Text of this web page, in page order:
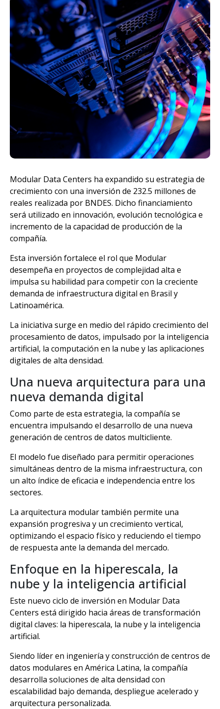
de
Modular Data Centers ha expandido su estrategia de
crecimiento con una inversión de 232.5 millones de
reales realizada por BNDES. Dicho financiamiento
será utilizado en innovación, evolución tecnológica e
incremento de la capacidad de producción de la
compañía.
Esta inversión fortalece el rol que Modular
desempeña en proyectos de complejidad alta e
impulsa su habilidad para competir con la creciente
demanda de infraestructura digital en Brasil y
Latinoamérica.
La iniciativa surge en medio del rápido crecimiento del
procesamiento de datos, impulsado por la inteligencia
artificial, la computación en la nube y las aplicaciones
digitales de alta densidad.
Una nueva arquitectura para una
nueva demanda digital
Como parte de esta estrategia, la compañía se
encuentra impulsando el desarrollo de una nueva
generación de centros de datos multicliente.
El modelo fue diseñado para permitir operaciones
simultáneas dentro de la misma infraestructura, con
un alto índice de eficacia e independencia entre los
sectores.
La arquitectura modular también permite una
expansión progresiva y un crecimiento vertical,
optimizando el espacio físico y reduciendo el tiempo
de respuesta ante la demanda del mercado.
Enfoque en la hiperescala, la
nube y la inteligencia artificial
Este nuevo ciclo de inversión en Modular Data
Centers está dirigido hacia áreas de transformación
digital claves: la hiperescala, la nube y la inteligencia
artificial.
Siendo líder en ingeniería y construcción de centros de
datos modulares en América Latina, la compañía
desarrolla soluciones de alta densidad con
escalabilidad bajo demanda, despliegue acelerado y
arquitectura personalizada.